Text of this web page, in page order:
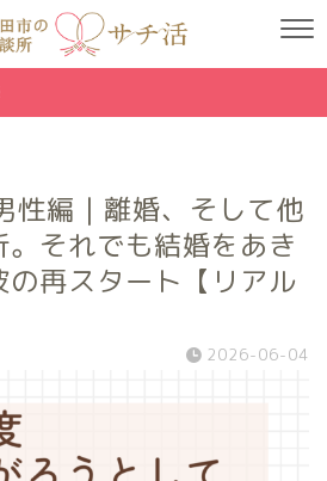
性編｜離婚、そして他
それでも結婚をあき
の再スタート【リアル
2026-06-04